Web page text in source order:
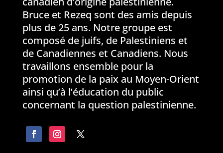
Bruce et Rezeq sont des amis depuis
plus de 25 ans. Notre groupe est
composé de juifs, de Palestiniens et
de Canadiennes et Canadiens. Nous
travaillons ensemble pour la
promotion de la paix au Moyen-Orient
ainsi qu’à l’éducation du public
concernant la question palestinienne.